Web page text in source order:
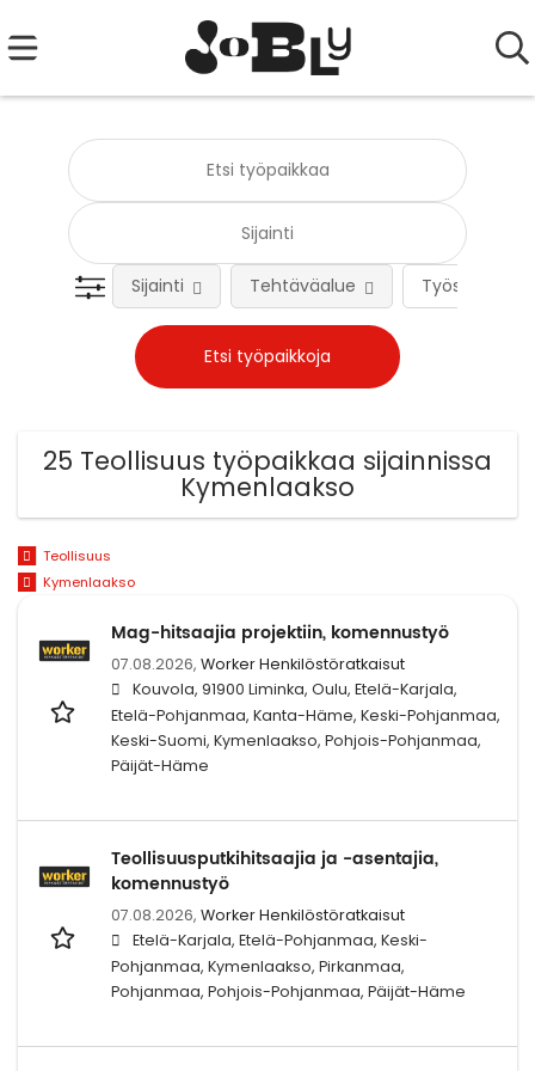
Työsuhteen
Sijainti Tehtäväalue
25 Teollisuus työpaikkaa sijainnissa
Kymenlaakso
Teollisuus
Kymenlaakso
Mag-hitsaajia projektiin, komennustyö
07.08.2026, Worker Henkilöstöratkaisut
Kouvola, 91900 Liminka, Oulu, Etelä-Karjala,
Etelä-Pohjanmaa, Kanta-Häme, Keski-Pohjanmaa,
Keski-Suomi, Kymenlaakso, Pohjois-Pohjanmaa,
Päijät-Häme
Teollisuusputkihitsaajia ja -asentajia,
komennustyö
07.08.2026, Worker Henkilöstöratkaisut
Etelä-Karjala, Etelä-Pohjanmaa, Keski-
Pohjanmaa, Kymenlaakso, Pirkanmaa,
Pohjanmaa, Pohjois-Pohjanmaa, Päijät-Häme